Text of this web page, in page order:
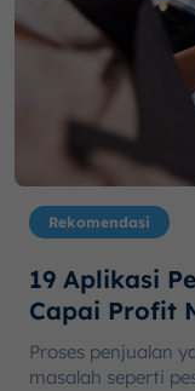
Rekomendasi
19 Aplikasi
Capai Profit
Proses penjualan
masalah seperti